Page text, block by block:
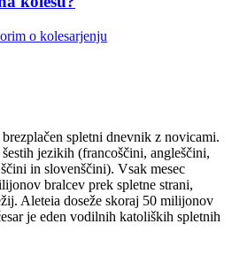
o kolesarjenju
spletni dnevnik z novicami.
jezikih (francoščini, angleščini,
in slovenščini). Vsak mesec
bralcev prek spletne strani,
Aleteia doseže skoraj 50 milijonov
je eden vodilnih katoliških spletnih